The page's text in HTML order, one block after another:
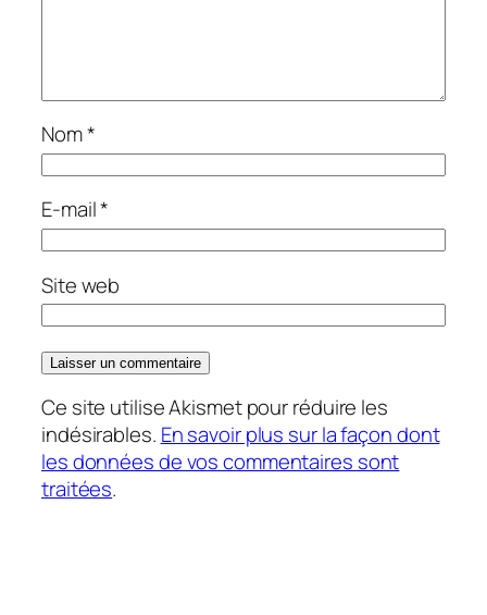
Nom*
E-mail*
Site web
Ce site utilise Akismet pour réduire les
indésirables. En savoir plus sur la façon dont
les données de vos commentaires sont
traitées.